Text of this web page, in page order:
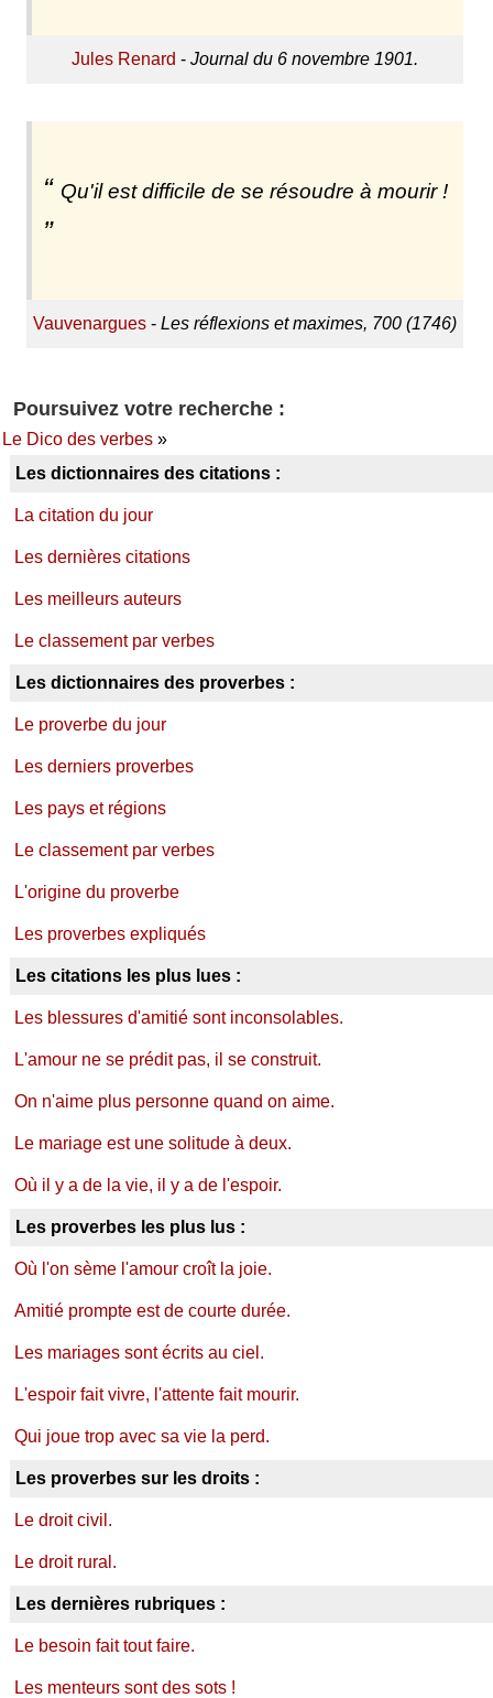
Jules Renard - Journal du 6 novembre 1901.
Qu'il est difficile de se résoudre à mourir !
Vauvenargues- Les réflexions et maximes, 700 (1746)
Poursuivez votre recherche :
Le Dico des verbes»
Les dictionnaires des citations :
La citation du jour
Les dernières citations
Les meilleurs auteurs
Le classement par verbes
Les dictionnaires des proverbes :
Le proverbe du jour
Les derniers proverbes
Les pays et régions
Le classement par verbes
L'origine du proverbe
Les proverbes expliqués
Les citations les plus lues :
Les blessures d'amitié sont inconsolables.
L'amour ne se prédit pas, il se construit.
On n'aime plus personne quand on aime.
Le mariage est une solitude à deux.
Où il y a de la vie, il y a de l'espoir.
Les proverbes les plus lus :
Où l'on sème l'amour croît la joie.
Amitié prompte est de courte durée.
Les mariages sont écrits au ciel.
L'espoir fait vivre, l'attente fait mourir.
Qui joue trop avec sa vie la perd.
Les proverbes sur les droits :
Le droit civil.
Le droit rural.
Les dernières rubriques :
Le besoin fait tout faire.
Les menteurs sont des sots !